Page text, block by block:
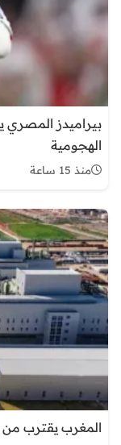
بيراميدز
الهجومية
منذ 15 ساعة
المغرب يقترب من